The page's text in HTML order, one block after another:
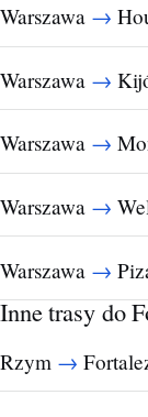
Warszawa →
Warszawa →
Warszawa →
Warszawa →
Warszawa →
Inne trasy do
Rzym →